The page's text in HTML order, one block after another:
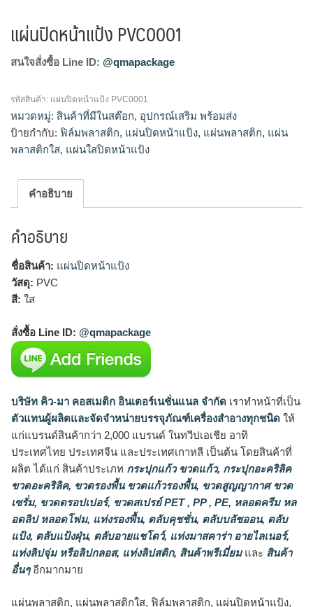
แผ่นปิดหน้าแป้ง PVC0001
สนใจสั่งซื้อ Line ID: @qmapackage
รหัสสินค้า: แผ่นปิดหน้าแป้ง PVC0001
หมวดหมู่: สินค้าที่มีในสต๊อก, อุปกรณ์เสริม พร้อมส่ง
ป้ายกำกับ: ฟิล์มพลาสติก, แผ่นปิดหน้าแป้ง, แผ่นพลาสติก, แผ่น
พลาสติกใส, แผ่นใสปิดหน้าแป้ง
คำอธิบาย
คำอธิบาย
ชื่อสินค้า: แผ่นปิดหน้าแป้ง
วัสดุ: PVC
สี: ใส
สั่งซื้อ Line ID: @qmapackage
บริษัท คิว-มา คอสเมติก อินเตอร์เนชั่นแนล จำกัด เราทำหน้าที่เป็น
ตัวแทนผู้ผลิตและจัดจำหน่ายบรรจุภัณฑ์เครื่องสำอางทุกชนิด ให้
แก่แบรนด์สินค้ากว่า 2,000 แบรนด์ ในทวีปเอเชีย อาทิ
ประเทศไทย ประเทศจีน และประเทศเกาหลี เป็นต้น โดยสินค้าที่
ผลิต ได้แก่ สินค้าประเภท กระปุกแก้ว ขวดแก้ว, กระปุกอะคริลิค
ขวดอะคริลิค, ขวดรองพื้น ขวดแก้วรองพื้น, ขวดสูญญากาศ ขวด
เซรั่ม, ขวดดรอปเปอร์, ขวดสเปรย์ PET , PP , PE, หลอดครีม หล
อดลิป หลอดโฟม, แท่งรองพื้น, ตลับคุชชั่น, ตลับบลัชออน, ตลับ
แป้ง, ตลับแป้งฝุ่น, ตลับอายแชโดว์, แท่งมาสคาร่า อายไลเนอร์,
แท่งลิปจุ่ม หรือลิปกลอส, แท่งลิปสติก, สินค้าพรีเมี่ยมและ สินค้า
อื่นๆอีกมากมาย
แผ่นพลาสติก, แผ่นพลาสติกใส, ฟิล์มพลาสติก, แผ่นปิดหน้าแป้ง,